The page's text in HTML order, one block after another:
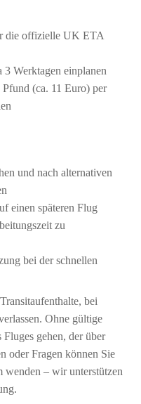
die offizielle UK ETA
Werktagen einplanen
(ca. 11 Euro) per
und nach alternativen
einen späteren Flug
zu
bei der schnellen
bei
Ohne gültige
gehen, der über
oder Fragen können Sie
wenden – wir unterstützen